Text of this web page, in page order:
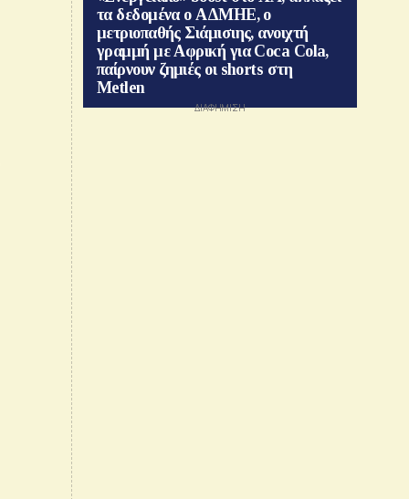
τα δεδομένα ο ΑΔΜΗΕ, ο
μετριοπαθής Σιάμισιης, ανοιχτή
γραμμή με Αφρική για Coca Cola,
παίρνουν ζημιές οι shorts στη
Metlen